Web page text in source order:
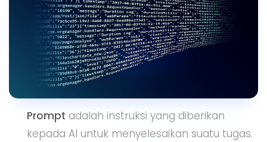
Prompt adalah instruksi yang diberikan
kepada AI untuk menyelesaikan suatu tugas.